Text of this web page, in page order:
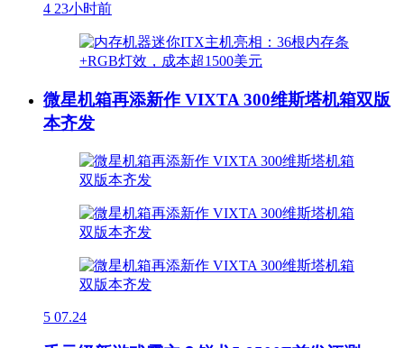
4 23小时前
微星机箱再添新作 VIXTA 300维斯塔机箱双版
本齐发
5 07.24